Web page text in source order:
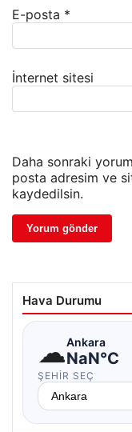
E-posta *
İnternet sitesi
Daha sonraki
posta adresim ve
kaydedilsin.
Hava Durumu
☁Ankara
NaN°C
ŞEHIR SEÇ